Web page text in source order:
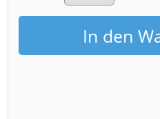
Palais
im
Frühling
MengeIn den